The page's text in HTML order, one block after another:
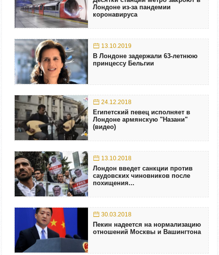
Лондоне из-за пандемии
коронавируса
13.10.2019
В Лондоне задержали 63-летнюю
принцессу Бельгии
24.12.2018
Египетский певец исполняет в
Лондоне армянскую "Назани"
(видео)
13.10.2018
Лондон введет санкции против
саудовских чиновников после
похищения...
30.03.2018
Пекин надеется на нормализацию
отношений Москвы и Вашингтона